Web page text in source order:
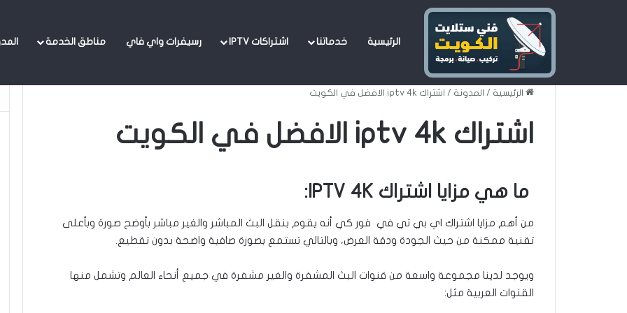
الرئيسية خدماتنا اشتراكات IPTV رسيفرات واي فاي مناطق الخدمة
من أهم مزايا اشتراك اي بي تي في فور كي أنه يقوم بنقل البث المباشر والغير مباشر بأوضح صورة وبأعلى تقنية ممكنة من حيث الجودة ودقة
العرض، وبالتالي تستمع بصورة صافية واضحة بدون تقطيع.
الرئيسية / المدونة / اشتراك iptv 4k الافضل في الكويت
اشتراك iptv 4k الافضل في الكويت
ما هي مزايا اشتراك IPTV 4K:
من أهم مزايا اشتراك اي بي تي في فور كي أنه يقوم بنقل البث المباشر والغير مباشر بأوضح صورة وبأعلى
تقنية ممكنة من حيث الجودة ودقة العرض، وبالتالي تستمع بصورة صافية واضحة بدون تقطيع.
ويوجد لدينا مجموعة واسعة من قنوات البث المشفرة والغير مشفرة في جميع أنحاء العالم وتشمل منها
القنوات العربية مثل: